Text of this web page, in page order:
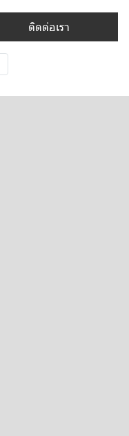
ติดต่อเรา